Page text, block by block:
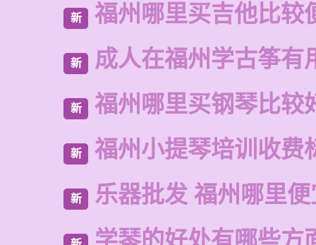
新 福州哪里买吉他比较
新 成人在福州学古筝有
新 福州哪里买钢琴比较
新 福州小提琴培训收费
新 乐器批发 福州哪里
学琴的好处有哪些方